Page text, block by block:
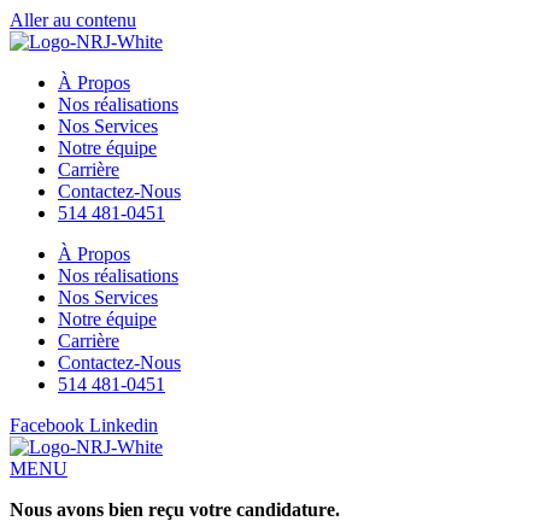
Aller au contenu
À Propos
Nos réalisations
Nos Services
Notre équipe
Carrière
Contactez-Nous
514 481-0451
À Propos
Nos réalisations
Nos Services
Notre équipe
Carrière
Contactez-Nous
514 481-0451
Facebook Linkedin
MENU
MENU
Nous avons bien reçu votre candidature.